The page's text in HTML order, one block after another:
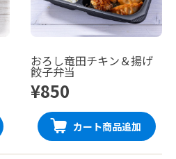
おろし竜田チキン＆揚げ
餃子弁当
¥850
カート商品追加